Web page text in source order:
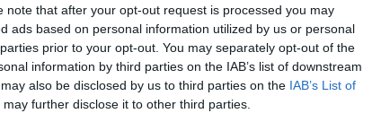
note that after your opt-out request is processed you may
ads based on personal information utilized by us or personal
prior to your opt-out. You may separately opt-out of the
information by third parties on the IAB’s list of downstream
also be disclosed by us to third parties on the IAB’s List of
may further disclose it to other third parties.